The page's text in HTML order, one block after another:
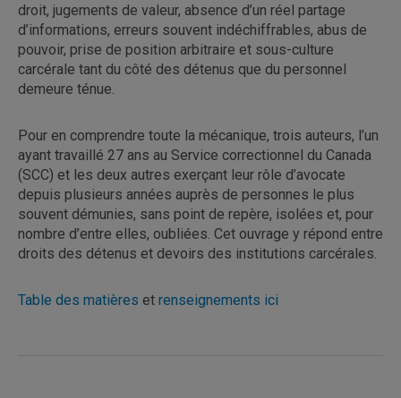
droit, jugements de valeur, absence d’un réel partage
d’informations, erreurs souvent indéchiffrables, abus de
pouvoir, prise de position arbitraire et sous-culture
carcérale tant du côté des détenus que du personnel
demeure ténue.
Pour en comprendre toute la mécanique, trois auteurs, l’un
ayant travaillé 27 ans au Service correctionnel du Canada
(SCC) et les deux autres exerçant leur rôle d’avocate
depuis plusieurs années auprès de personnes le plus
souvent démunies, sans point de repère, isolées et, pour
nombre d’entre elles, oubliées. Cet ouvrage y répond entre
droits des détenus et devoirs des institutions carcérales.
Table des matières et renseignements ici